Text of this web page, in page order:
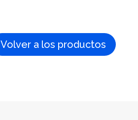
Volver a los productos